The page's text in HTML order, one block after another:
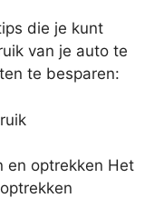
die je kunt
van je auto te
te besparen:
en optrekken Het